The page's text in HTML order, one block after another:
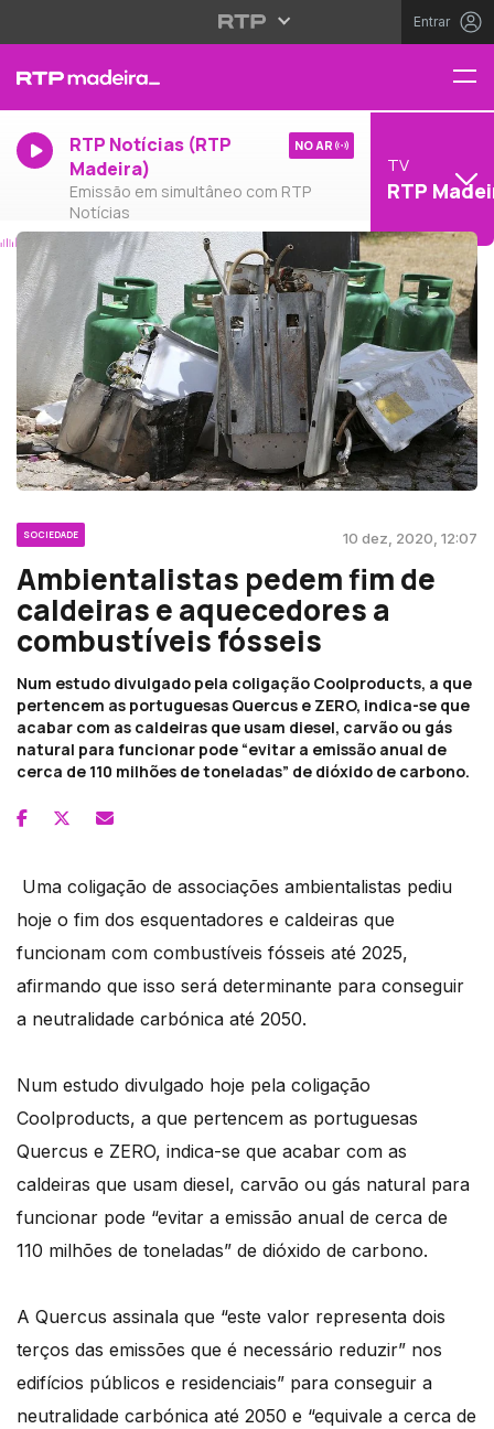
Entrar
RTP Notícias (RTP
Madeira)
Emissão em simultâneo com RTP
Notícias
NO AR
TV
RTP
SOCIEDADE 10 dez, 2020, 12:07
Ambientalistas pedem fim de
caldeiras e aquecedores a
combustíveis fósseis
Num estudo divulgado pela coligação Coolproducts, a que
pertencem as portuguesas Quercus e ZERO, indica-se que
acabar com as caldeiras que usam diesel, carvão ou gás
natural para funcionar pode “evitar a emissão anual de
cerca de 110 milhões de toneladas” de dióxido de carbono.
Uma coligação de associações ambientalistas pediu
hoje o fim dos esquentadores e caldeiras que
funcionam com combustíveis fósseis até 2025,
afirmando que isso será determinante para conseguir
a neutralidade carbónica até 2050.
Num estudo divulgado hoje pela coligação
Coolproducts, a que pertencem as portuguesas
Quercus e ZERO, indica-se que acabar com as
caldeiras que usam diesel, carvão ou gás natural para
funcionar pode “evitar a emissão anual de cerca de
110 milhões de toneladas” de dióxido de carbono.
A Quercus assinala que “este valor representa dois
terços das emissões que é necessário reduzir” nos
edifícios públicos e residenciais” para conseguir a
neutralidade carbónica até 2050 e “equivale a cerca de